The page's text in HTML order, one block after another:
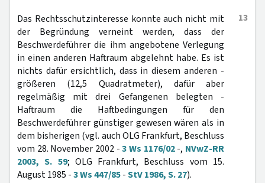
13
Das Rechtsschutzinteresse konnte auch nicht mit
der Begründung verneint werden, dass der
Beschwerdeführer die ihm angebotene Verlegung
in einen anderen Haftraum abgelehnt habe. Es ist
nichts dafür ersichtlich, dass in diesem anderen -
größeren (12,5 Quadratmeter), dafür aber
regelmäßig mit drei Gefangenen belegten -
Haftraum die Haftbedingungen für den
Beschwerdeführer günstiger gewesen wären als in
dem bisherigen (vgl. auch OLG Frankfurt, Beschluss
vom 28. November 2002 -3 Ws 1176/02-, NVwZ-RR
2003, S. 59; OLG Frankfurt, Beschluss vom 15.
August 1985 -3 Ws 447/85-StV 1986, S. 27).